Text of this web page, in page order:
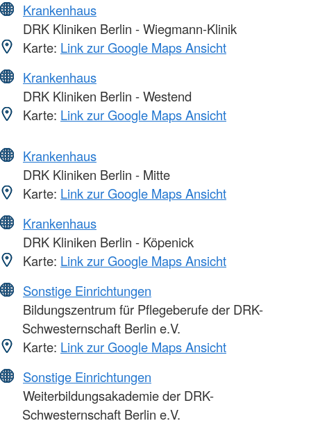
Krankenhaus
DRK Kliniken Berlin - Wiegmann-Klinik
Karte: Link zur Google Maps Ansicht
Krankenhaus
DRK Kliniken Berlin - Westend
Karte: Link zur Google Maps Ansicht
Krankenhaus
DRK Kliniken Berlin - Mitte
Karte: Link zur Google Maps Ansicht
Krankenhaus
DRK Kliniken Berlin - Köpenick
Karte: Link zur Google Maps Ansicht
Sonstige Einrichtungen
Bildungszentrum für Pflegeberufe der DRK-
Schwesternschaft Berlin e.V.
Karte: Link zur Google Maps Ansicht
Sonstige Einrichtungen
Weiterbildungsakademie der DRK-
Schwesternschaft Berlin e.V.